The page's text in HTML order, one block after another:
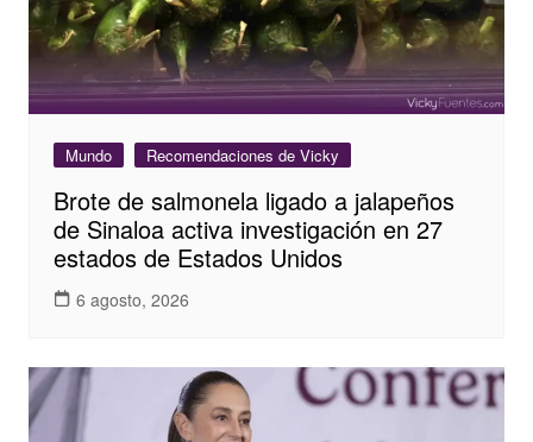
Mundo Recomendaciones de Vicky
Brote de salmonela ligado a jalapeños
de Sinaloa activa investigación en 27
estados de Estados Unidos
6 agosto, 2026